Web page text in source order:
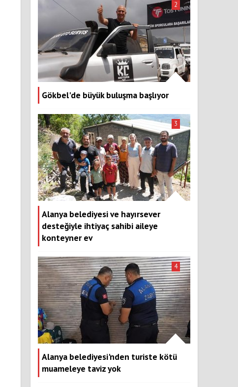
Gökbel'de büyük buluşma başlıyor
2
Alanya belediyesi ve hayırsever
desteğiyle ihtiyaç sahibi aileye
konteyner ev
3
Alanya belediyesi'nden turiste kötü
muameleye taviz yok
4